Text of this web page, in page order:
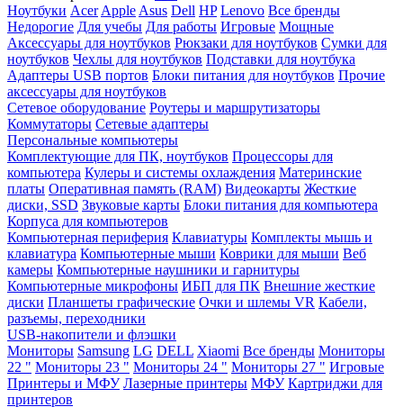
Ноутбуки Acer Apple Asus Dell HP Lenovo Все бренды
Недорогие Для учебы Для работы Игровые Мощные
Аксессуары для ноутбуков Рюкзаки для ноутбуков Сумки для
ноутбуков Чехлы для ноутбуков Подставки для ноутбука
Адаптеры USB портов Блоки питания для ноутбуков Прочие
аксессуары для ноутбуков
Сетевое оборудование Роутеры и маршрутизаторы
Коммутаторы Сетевые адаптеры
Персональные компьютеры
Комплектующие для ПК, ноутбуков Процессоры для
компьютера Кулеры и системы охлаждения Материнские
платы Оперативная память (RAM) Видеокарты Жесткие
диски, SSD Звуковые карты Блоки питания для компьютера
Корпуса для компьютеров
Компьютерная периферия Клавиатуры Комплекты мышь и
клавиатура Компьютерные мыши Коврики для мыши Веб
камеры Компьютерные наушники и гарнитуры
Компьютерные микрофоны ИБП для ПК Внешние жесткие
диски Планшеты графические Очки и шлемы VR Кабели,
разъемы, переходники
USB-накопители и флэшки
Мониторы Samsung LG DELL Xiaomi Все бренды Мониторы
22 " Мониторы 23 " Мониторы 24 " Мониторы 27 " Игровые
Принтеры и МФУ Лазерные принтеры МФУ Картриджи для
принтеров